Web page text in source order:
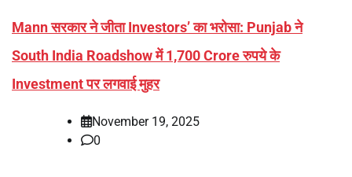
Mann सरकार ने जीता Investors’ का भरोसा: Punjab ने
South India Roadshow में 1,700 Crore रुपये के
Investment पर लगवाई मुहर
November 19, 2025
0